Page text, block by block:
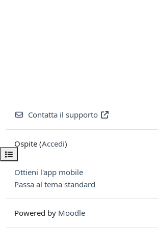
Apri indice del corso
Contatta il supporto
Ospite (Accedi)
Ottieni l'app mobile
Passa al tema standard
Powered by Moodle